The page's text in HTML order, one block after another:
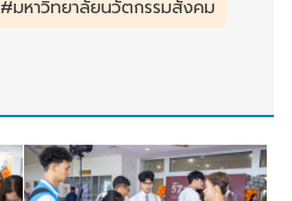
#มหาวิทยาลัยนวัตกรรมสังคม